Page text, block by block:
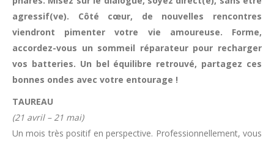
agressif(ve). Côté cœur, de nouvelles rencontres
viendront pimenter votre vie amoureuse. Forme,
accordez-vous un sommeil réparateur pour recharger
vos batteries. Un bel équilibre retrouvé, partagez ces
bonnes ondes avec votre entourage !
TAUREAU
(21 avril – 21 mai)
Un mois très positif en perspective. Professionnellement, vous